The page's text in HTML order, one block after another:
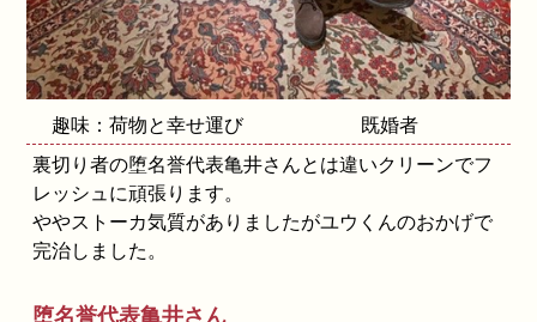
趣味：荷物と幸せ運び
既婚者
裏切り者の堕名誉代表亀井さんとは違いクリーンでフ
レッシュに頑張ります。
ややストーカ気質がありましたがユウくんのおかげで
完治しました。
堕名誉代表亀井さん